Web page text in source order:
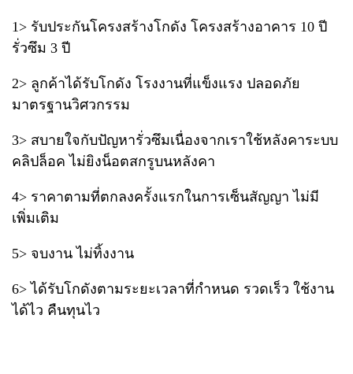
1> รับประกันโครงสร้างโกดัง โครงสร้างอาคาร 10 ปี
รั่วซึม 3 ปี
2> ลูกค้าได้รับโกดัง โรงงานที่แข็งแรง ปลอดภัย
มาตรฐานวิศวกรรม
3> สบายใจกับปัญหารั่วซึมเนื่องจากเราใช้หลังคาระบบ
คลิปล็อค ไม่ยิงน็อตสกรูบนหลังคา
4> ราคาตามที่ตกลงครั้งแรกในการเซ็นสัญญา ไม่มี
เพิ่มเติม
5> จบงาน ไม่ทิ้งงาน
6> ได้รับโกดังตามระยะเวลาที่กำหนด รวดเร็ว ใช้งาน
ได้ไว คืนทุนไว